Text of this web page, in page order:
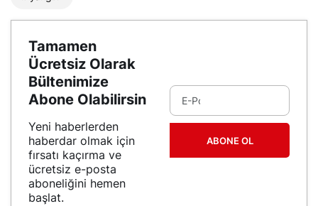
Tamamen
Ücretsiz Olarak
Bültenimize
Abone Olabilirsin
Yeni haberlerden
haberdar olmak için
fırsatı kaçırma ve
ücretsiz e-posta
aboneliğini hemen
başlat.
ABONE OL